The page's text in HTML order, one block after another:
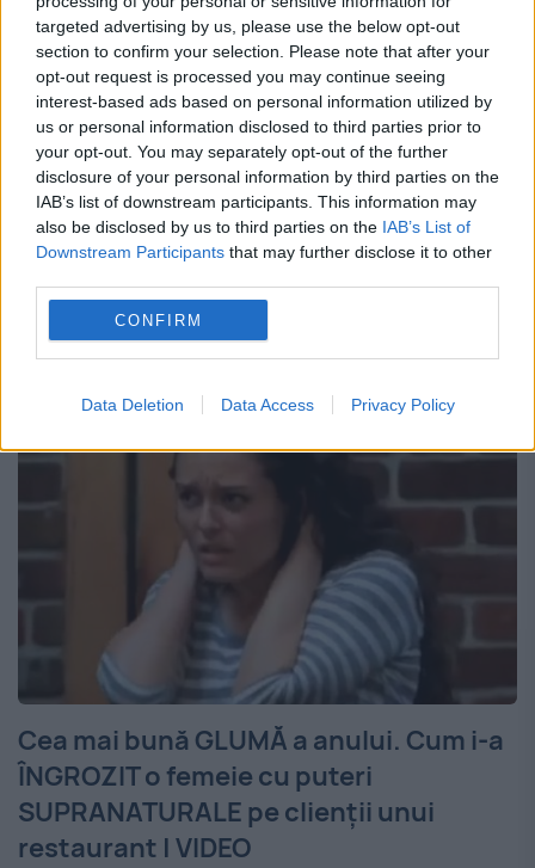
targeted advertising by us, please use the below opt-out
section to confirm your selection. Please note that after your
opt-out request is processed you may continue seeing
interest-based ads based on personal information utilized by
us or personal information disclosed to third parties prior to
your opt-out. You may separately opt-out of the further
disclosure of your personal information by third parties on the
IAB’s list of downstream participants. This information may
also be disclosed by us to third parties on the IAB’s List of
Downstream Participants that may further disclose it to other
CONFIRM
Data Deletion Data Access Privacy Policy
ȘOFERI PĂCĂLIȚI. MITĂ pentru angajări
la RATB
12 APRILIE 2017
Mai mulți șoferi au fost păcăliți să dea mită
pentru angajări la RATB. Oamenii au căzut
victime unui escroc din județul Giurgiu care,
de doi ani încoace, le-a luat banii...
Cea mai bună GLUMĂ a anului. Cum i-a
ÎNGROZIT o femeie cu puteri
SUPRANATURALE pe clienţii unui
restaurant | VIDEO